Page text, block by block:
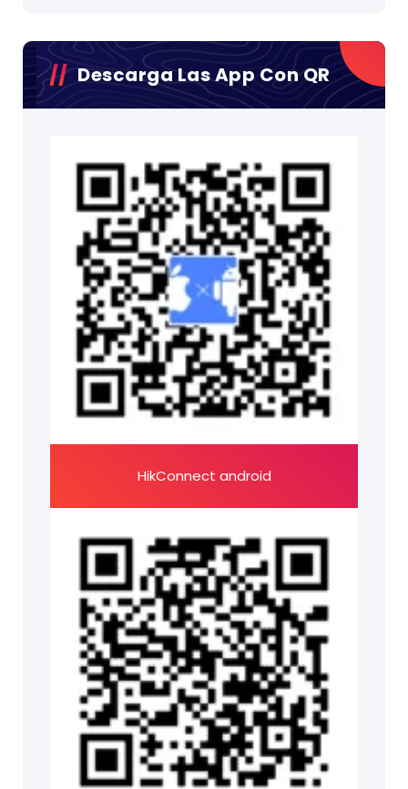
Descarga Las App Con QR
HikConnect android